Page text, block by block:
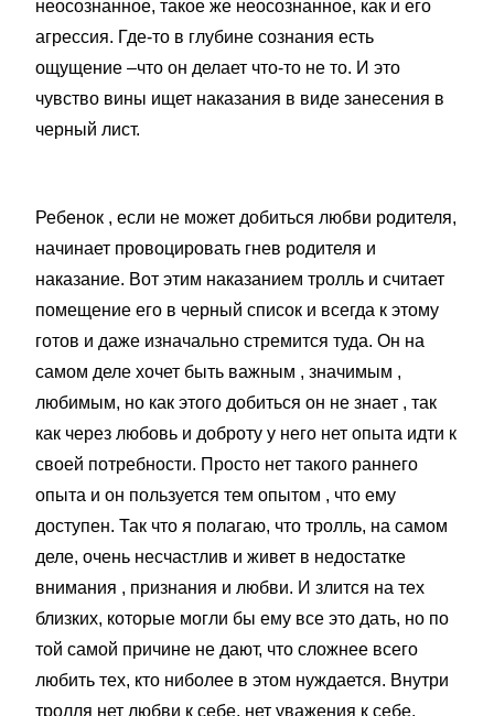
неосознанное, такое же неосознанное, как и его
агрессия. Где-то в глубине сознания есть
ощущение –что он делает что-то не то. И это
чувство вины ищет наказания в виде занесения в
черный лист.
Ребенок , если не может добиться любви родителя,
начинает провоцировать гнев родителя и
наказание. Вот этим наказанием тролль и считает
помещение его в черный список и всегда к этому
готов и даже изначально стремится туда. Он на
самом деле хочет быть важным , значимым ,
любимым, но как этого добиться он не знает , так
как через любовь и доброту у него нет опыта идти к
своей потребности. Просто нет такого раннего
опыта и он пользуется тем опытом , что ему
доступен. Так что я полагаю, что тролль, на самом
деле, очень несчастлив и живет в недостатке
внимания , признания и любви. И злится на тех
близких, которые могли бы ему все это дать, но по
той самой причине не дают, что сложнее всего
любить тех, кто ниболее в этом нуждается. Внутри
тролля нет любви к себе, нет уважения к себе,